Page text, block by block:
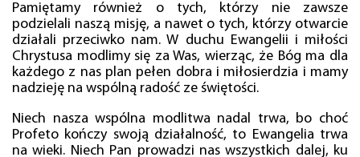
Pamiętamy również o tych, którzy nie zawsze
podzielali naszą misję, a nawet o tych, którzy otwarcie
działali przeciwko nam. W duchu Ewangelii i miłości
Chrystusa modlimy się za Was, wierząc, że Bóg ma dla
każdego z nas plan pełen dobra i miłosierdzia i mamy
nadzieję na wspólną radość ze świętości.
Niech nasza wspólna modlitwa nadal trwa, bo choć
Profeto kończy swoją działalność, to Ewangelia trwa
na wieki. Niech Pan prowadzi nas wszystkich dalej, ku